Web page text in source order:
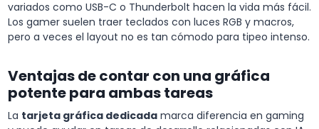
variados como USB-C o Thunderbolt hacen la vida más fácil.
Los gamer suelen traer teclados con luces RGB y macros,
pero a veces el layout no es tan cómodo para tipeo intenso.
Ventajas de contar con una gráfica
potente para ambas tareas
La tarjeta gráfica dedicada marca diferencia en gaming